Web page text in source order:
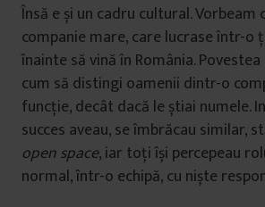
Însă e și un cadru cultural. Vorbeam
companie mare, care lucrase într-o
înainte să vină în România.
cum să distingi oamenii dintr-o
funcție, decât dacă le știai numele.
succes aveau, se îmbrăcau similar,
open space, iar toți își percepeau
normal, într-o echipă, cu niște